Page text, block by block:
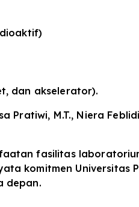
dan akselerator).
Pratiwi, M.T., Niera
fasilitas
komitmen Universitas
depan.